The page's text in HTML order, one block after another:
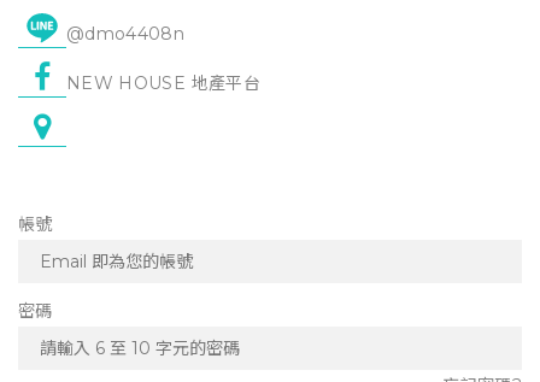
@dmo4408n
NEW HOUSE 地產平台
帳號
密碼